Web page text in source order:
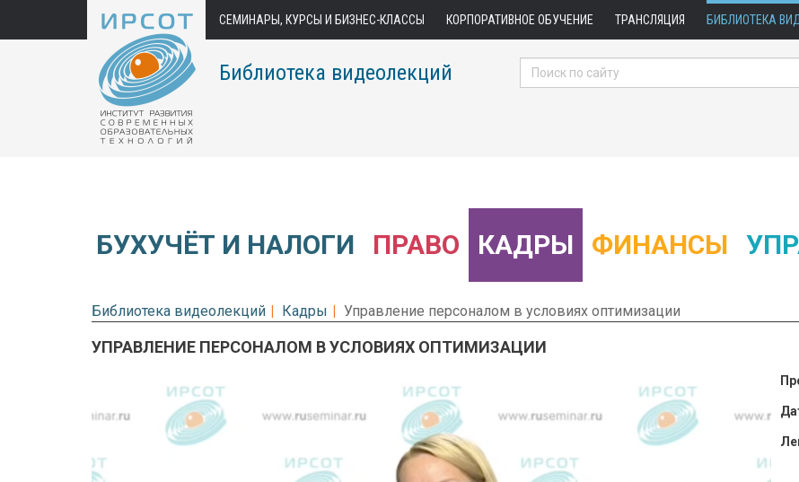
СЕМИНАРЫ, КУРСЫ И БИЗНЕС-КЛАССЫ КОРПОРАТИВНОЕ ОБУЧЕНИЕ ТРАНСЛЯЦИЯ БИБЛИОТЕКА
Библиотека видеолекций
БУХУЧЁТ И НАЛОГИ ПРАВО КАДРЫ ФИНАНСЫ
Библиотека видеолекций Кадры Управление персоналом в условиях оптимизации
УПРАВЛЕНИЕ ПЕРСОНАЛОМ В УСЛОВИЯХ ОПТИМИЗАЦИИ
Предварительный просмотр. Фрагмент